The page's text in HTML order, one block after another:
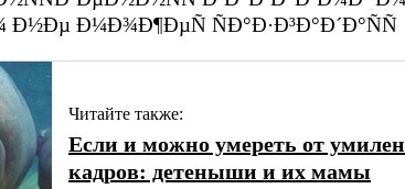
Читайте также:
Если и можно умереть от
кадров: детеныши и их мамы